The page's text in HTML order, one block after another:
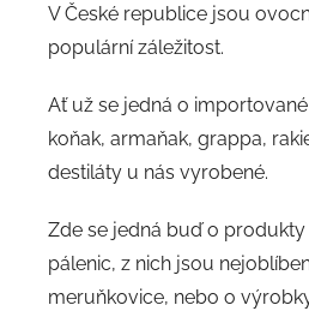
V České republice jsou
populární záležitost.
Ať už se jedná o
koňak, armaňak, grappa,
destiláty u nás vyrobené.
Zde se jedná buď o
pálenic, z nich jsou
meruňkovice, nebo o